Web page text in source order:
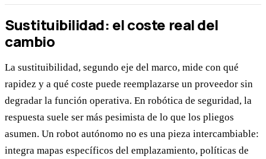
Sustituibilidad: el coste real del
cambio
La sustituibilidad, segundo eje del marco, mide con qué
rapidez y a qué coste puede reemplazarse un proveedor sin
degradar la función operativa. En robótica de seguridad, la
respuesta suele ser más pesimista de lo que los pliegos
asumen. Un robot autónomo no es una pieza intercambiable:
integra mapas específicos del emplazamiento, políticas de